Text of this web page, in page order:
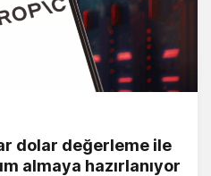
dolar değerleme ile
almaya hazırlanıyor